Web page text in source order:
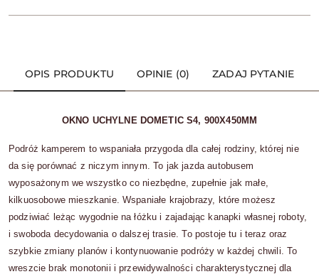
OPIS PRODUKTU OPINIE (0) ZADAJ PYTANIE
OKNO UCHYLNE DOMETIC S4, 900X450MM
Podróż kamperem to wspaniała przygoda dla całej rodziny, której nie
da się porównać z niczym innym. To jak jazda autobusem
wyposażonym we wszystko co niezbędne, zupełnie jak małe,
kilkuosobowe mieszkanie. Wspaniałe krajobrazy, które możesz
podziwiać leżąc wygodnie na łóżku i zajadając kanapki własnej roboty,
i swoboda decydowania o dalszej trasie. To postoje tu i teraz oraz
szybkie zmiany planów i kontynuowanie podróży w każdej chwili. To
wreszcie brak monotonii i przewidywalności charakterystycznej dla